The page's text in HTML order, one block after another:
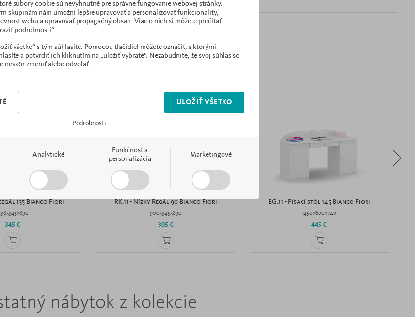
Súvisiace výrobky
135 Bianco Fiori
345 €
RK.11 - Nízky Regál 90 Bianco Fiori
900x345x890
305 €
BG.11 - Písací stôl 145 Bianco Fiori
1450x600x740
445 €
nábytok z kolekcie
súbory cookie sú nevyhnutné pre správne fungovanie webovej stránky.
skupinám nám umožní lepšie upravovať a personalizovať funkcionality,
webu a upravovať propagačný obsah. Viac o nich si môžete prečítať
podrobnosti“.
všetko“ s tým súhlasíte. Pomocou tlačidiel môžete označiť, s ktorými
a potvrdiť ich kliknutím na „uložiť vybraté“. Nezabudnite, že svoj súhlas so
neskôr zmeniť alebo odvolať.
ULOŽIŤ VŠETKO
Podrobnosti
Analytické
Funkčnosť a
personalizácia
Marketingové